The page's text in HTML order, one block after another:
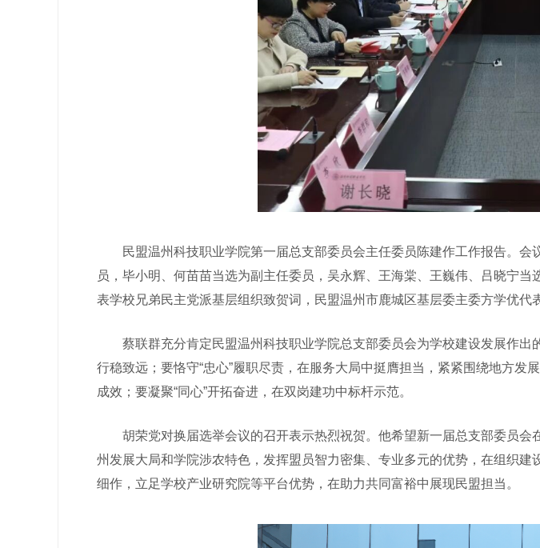
民盟温州科技职业学院第一届总支部委员会主任委员陈建作工作报告。会
员，毕小明、何苗苗当选为副主任委员，吴永辉、王海棠、王巍伟、吕晓宁
表学校兄弟民主党派基层组织致贺词，民盟温州市鹿城区基层委主委方学优代
蔡联群充分肯定民盟温州科技职业学院总支部委员会为学校建设发展作出
行稳致远；要恪守“忠心”履职尽责，在服务大局中挺膺担当，紧紧围绕地方
成效；要凝聚“同心”开拓奋进，在双岗建功中标杆示范。
胡荣党对换届选举会议的召开表示热烈祝贺。他希望新一届总支部委员会
州发展大局和学院涉农特色，发挥盟员智力密集、专业多元的优势，在组织
细作，立足学校产业研究院等平台优势，在助力共同富裕中展现民盟担当。